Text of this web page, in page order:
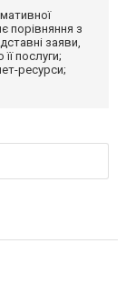
порівняння з
заяви,
послуги;
ресурси;